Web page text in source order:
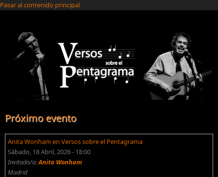
Pasar al contenido principal
Próximo evento
Anita Wonham en Versos sobre el Pentagrama
Sábado, 18 Abril, 2026 - 18:00
Invitado/a:Anita Wonham
Madrid